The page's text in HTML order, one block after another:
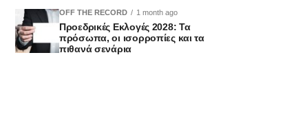
OFF THE RECORD 1 month ago
Προεδρικές Εκλογές 2028: Τα
πρόσωπα, οι ισορροπίες και τα
πιθανά σενάρια